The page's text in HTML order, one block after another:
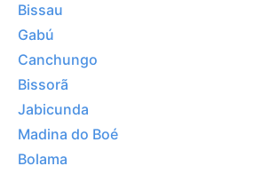
Bissau
Gabú
Canchungo
Bissorã
Jabicunda
Madina do Boé
Bolama